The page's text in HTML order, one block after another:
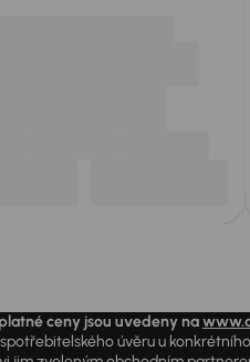
ceny jsou uvedeny na
úvěru u